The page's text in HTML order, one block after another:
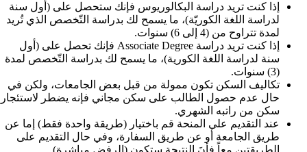
إذا كنت تريد دراسة البكالوريوس فإنك ستحصل على (أول سنة
لدراسة اللغة الكوريّة)، ما يسمح لك بدراسة التّخصص الذي تُريد
لمدة تتراوح من (4 إلى 6) سنوات.
إذا كنت تريد دراسة Associate Degree فإنك تحصل على (أول
سنة لدراسة اللغة الكورية)، ما يسمح لك بدراسة التّخصص لمدة
(3) سنوات.
تكاليف السكن تكون ممولة من قبل بعض الجامعات، ولكن في
حال عدم حصول الطالب على سكن مجاني فإنه يضطر لاستئجار
سكن من راتبه الشهري.
عند التقديم على المنحة قم باختيار (طريقة واحدة فقط) إما عن
طريق الجامعة أو عن طريق السفارة، وفي حال التقديم على